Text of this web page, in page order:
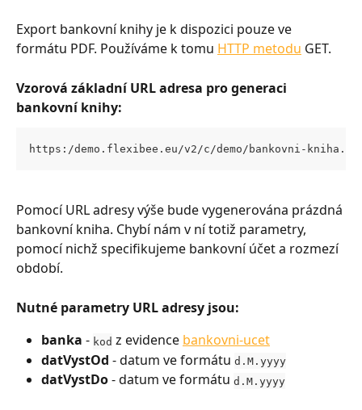
Export bankovní knihy je k dispozici pouze ve
formátu PDF. Používáme k tomu HTTP metodu GET.
Vzorová základní URL adresa pro generaci
bankovní knihy:
https:/demo.flexibee.eu/v2/c/demo/bankovni-
Pomocí URL adresy výše bude vygenerována prázdná
bankovní kniha. Chybí nám v ní totiž parametry,
pomocí nichž specifikujeme bankovní účet a rozmezí
období.
Nutné parametry URL adresy jsou:
banka - kod z evidence bankovni-ucet
datVystOd - datum ve formátu d.M.yyyy
datVystDo - datum ve formátu d.M.yyyy